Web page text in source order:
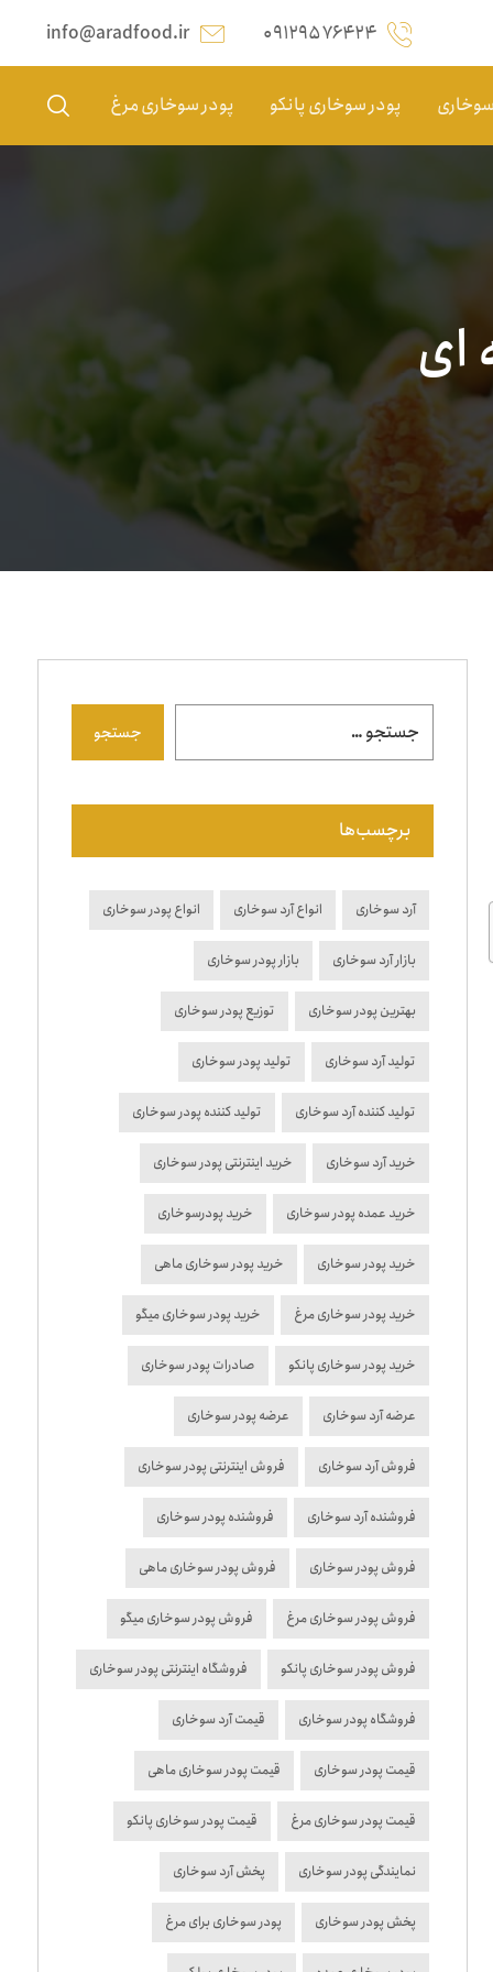
info@aradfood.ir ۰۹۱۲۹۵۷۶۴۲۴
سوخاری پودر سوخاری پانکو پودر سوخاری مرغ
ای
جستجو
برچسب‌ها
آرد سوخاری انواع آرد سوخاری انواع پودر سوخاری
بازار آرد سوخاری بازار پودر سوخاری
بهترین پودر سوخاری توزیع پودر سوخاری
تولید آرد سوخاری تولید پودر سوخاری
تولید کننده آرد سوخاری تولید کننده پودر سوخاری
خرید آرد سوخاری خرید اینترنتی پودر سوخاری
خرید عمده پودر سوخاری خرید پودرسوخاری
خرید پودر سوخاری خرید پودر سوخاری ماهی
خرید پودر سوخاری مرغ خرید پودر سوخاری میگو
خرید پودر سوخاری پانکو صادرات پودر سوخاری
عرضه آرد سوخاری عرضه پودر سوخاری
فروش آرد سوخاری فروش اینترنتی پودر سوخاری
فروشنده آرد سوخاری فروشنده پودر سوخاری
فروش پودر سوخاری فروش پودر سوخاری ماهی
فروش پودر سوخاری مرغ فروش پودر سوخاری میگو
فروش پودر سوخاری پانکو فروشگاه اینترنتی پودر سوخاری
فروشگاه پودر سوخاری قیمت آرد سوخاری
قیمت پودر سوخاری قیمت پودر سوخاری ماهی
قیمت پودر سوخاری مرغ قیمت پودر سوخاری پانکو
نمایندگی پودر سوخاری پخش آرد سوخاری
پخش پودر سوخاری پودر سوخاری برای مرغ